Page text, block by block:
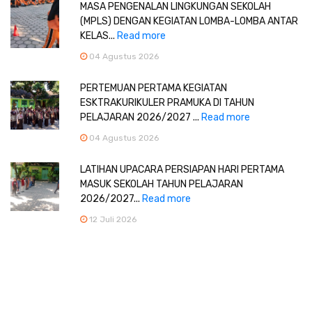
MASA PENGENALAN LINGKUNGAN SEKOLAH
(MPLS) DENGAN KEGIATAN LOMBA-LOMBA ANTAR
KELAS... Read more
04 Agustus 2026
PERTEMUAN PERTAMA KEGIATAN
ESKTRAKURIKULER PRAMUKA DI TAHUN
PELAJARAN 2026/2027 ... Read more
04 Agustus 2026
LATIHAN UPACARA PERSIAPAN HARI PERTAMA
MASUK SEKOLAH TAHUN PELAJARAN
2026/2027... Read more
12 Juli 2026